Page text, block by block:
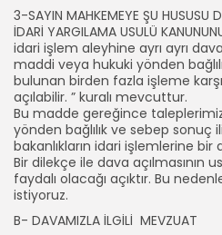
3-SAYIN MAHKEMEYE ŞU HUSUSU
İDARİ YARGILAMA USULÜ
idari işlem aleyhine ayrı ayrı
maddi veya hukuki yönden
bulunan birden fazla işleme
açılabilir. ” kuralı mevcuttur.
Bu madde gereğince
yönden bağlılık ve sebep sonuç
bakanlıkların idari işlemlerine bir
Bir dilekçe ile dava açılmasının
faydalı olacağı açıktır. Bu
istiyoruz.
B- DAVAMIZLA İLGİLİ MEVZUAT